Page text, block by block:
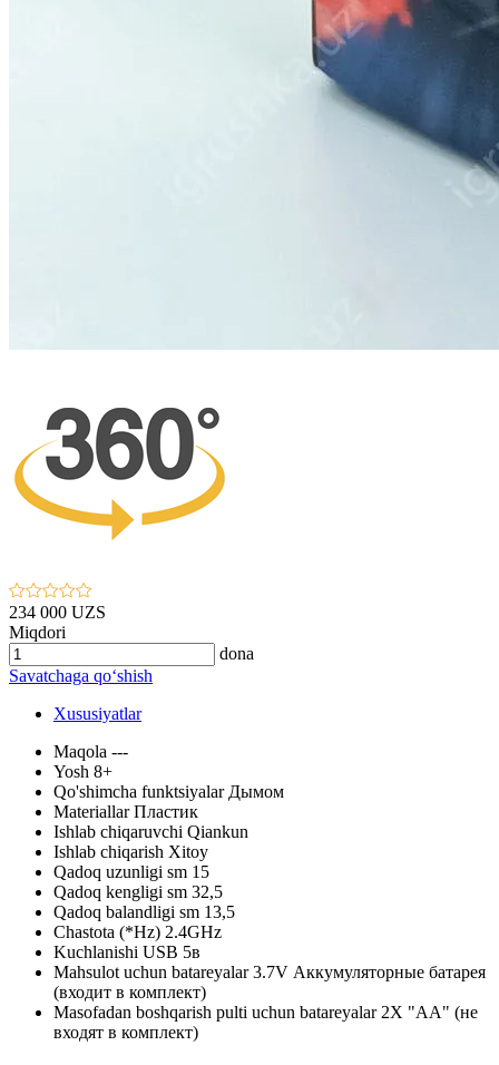
234 000 UZS
Miqdori
dona
Savatchaga qo‘shish
Xususiyatlar
Maqola ---
Yosh 8+
Qo'shimcha funktsiyalar Дымом
MateriallarПластик
Ishlab chiqaruvchi Qiankun
Ishlab chiqarish Xitoy
Qadoq uzunligi sm 15
Qadoq kengligi sm 32,5
Qadoq balandligi sm 13,5
Chastota (*Hz) 2.4GHz
Kuchlanishi USB 5в
Mahsulot uchun batareyalar3.7V Аккумуляторные батарея
(входит в комплект)
Masofadan boshqarish pulti uchun batareyalar 2X "АА" (не
входят в комплект)